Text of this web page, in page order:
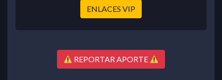
ENLACES VIP
REPORTAR APORTE